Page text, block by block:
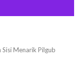
Menarik Pilgub